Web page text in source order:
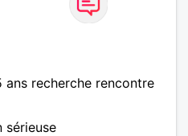
davantage. J’en serai
recherche rencontre
sérieuse